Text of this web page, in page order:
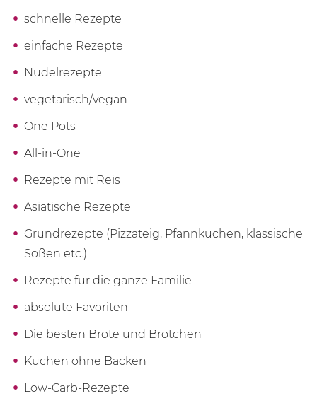
schnelle Rezepte
einfache Rezepte
Nudelrezepte
vegetarisch/vegan
One Pots
All-in-One
Rezepte mit Reis
Asiatische Rezepte
Grundrezepte (Pizzateig, Pfannkuchen, klassische
Soßen etc.)
Rezepte für die ganze Familie
absolute Favoriten
Die besten Brote und Brötchen
Kuchen ohne Backen
Low-Carb-Rezepte